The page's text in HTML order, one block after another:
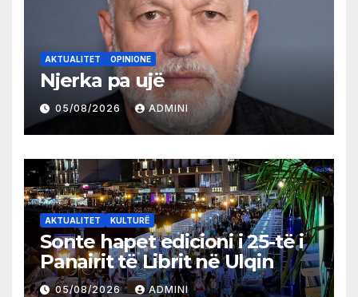
AKTUALITET OPINIONE
Njerka pa ujë
05/08/2026 ADMINI
AKTUALITET KULTURË
Sonte hapet edicioni i 25-të i
Panairit të Librit në Ulqin
05/08/2026 ADMINI